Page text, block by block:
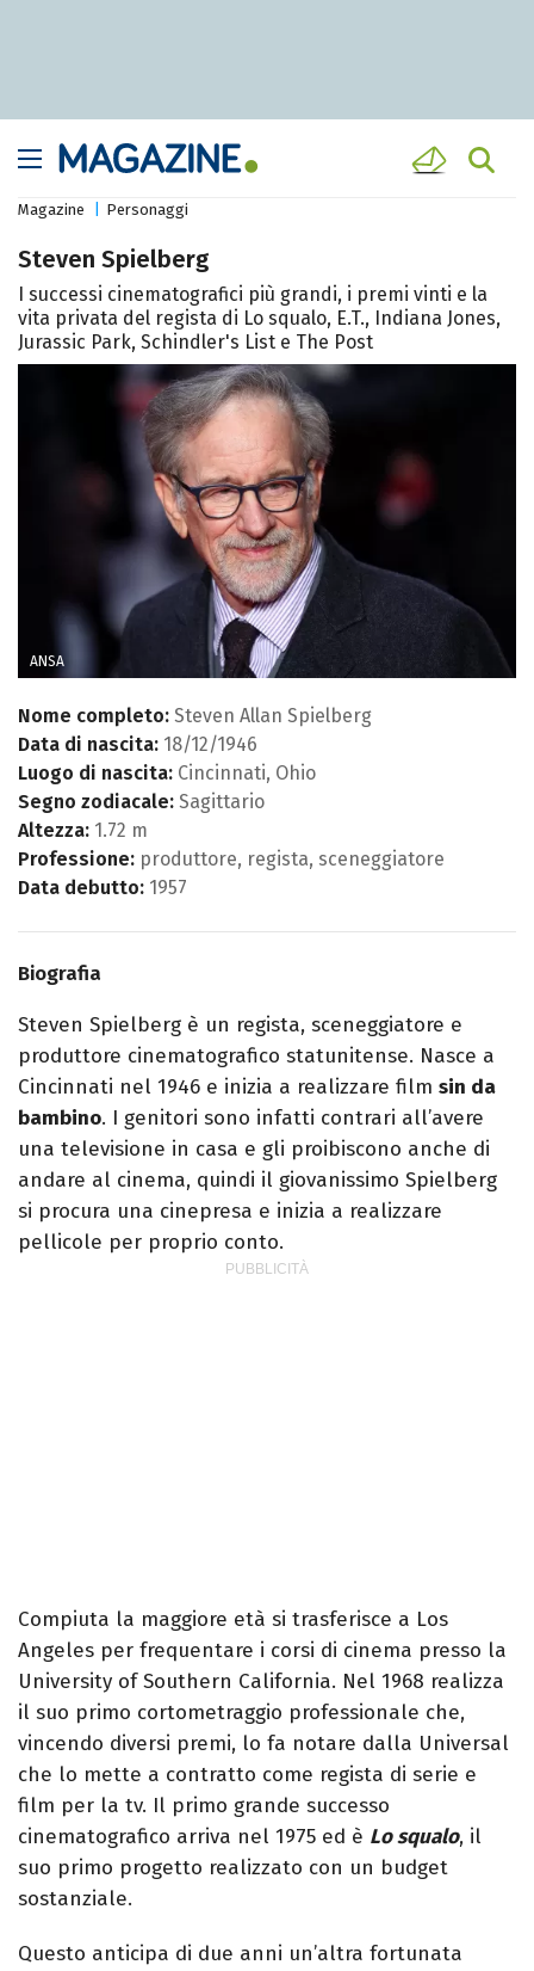
Magazine Personaggi
Steven Spielberg
I successi cinematografici più grandi, i premi vinti e la
vita privata del regista di Lo squalo, E.T., Indiana Jones,
Jurassic Park, Schindler's List e The Post
ANSA
Nome completo: Steven Allan Spielberg
Data di nascita: 18/12/1946
Luogo di nascita: Cincinnati, Ohio
Segno zodiacale: Sagittario
Altezza: 1.72 m
Professione: produttore, regista, sceneggiatore
Data debutto: 1957
Biografia
Steven Spielberg è un regista, sceneggiatore e
produttore cinematografico statunitense. Nasce a
Cincinnati nel 1946 e inizia a realizzare film sin da
bambino. I genitori sono infatti contrari all’avere
una televisione in casa e gli proibiscono anche di
andare al cinema, quindi il giovanissimo Spielberg
si procura una cinepresa e inizia a realizzare
pellicole per proprio conto.
Compiuta la maggiore età si trasferisce a Los
Angeles per frequentare i corsi di cinema presso la
University of Southern California. Nel 1968 realizza
il suo primo cortometraggio professionale che,
vincendo diversi premi, lo fa notare dalla Universal
che lo mette a contratto come regista di serie e
film per la tv. Il primo grande successo
cinematografico arriva nel 1975 ed è Lo squalo, il
suo primo progetto realizzato con un budget
sostanziale.
Questo anticipa di due anni un’altra fortunata